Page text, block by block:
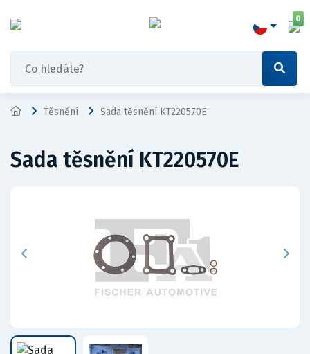
0
Těsnění Sada těsnění KT220570E
Sada těsnění KT220570E